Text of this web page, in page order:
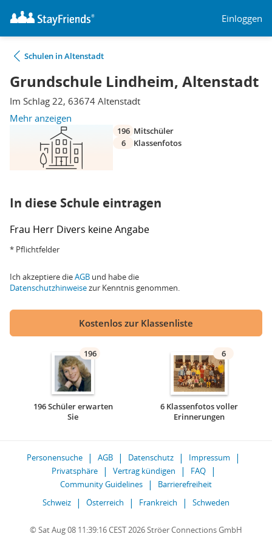
Einloggen
Schulen in Altenstadt
Grundschule Lindheim, Altenstadt
Im Schlag 22, 63674 Altenstadt
Mehr anzeigen
196 Mitschüler
6
Klassenfotos
In diese Schule eintragen
Frau Herr Divers keine Angabe
* Pflichtfelder
Ich akzeptiere dieAGB und habe die
Datenschutzhinweisezur Kenntnis genommen.
Kostenlos zur Klassenliste
196
196 Schüler erwarten
Sie
6
6 Klassenfotos voller
Erinnerungen
Personensuche AGB Datenschutz
Impressum
Privatsphäre
Vertrag kündigen
FAQ
Community Guidelines
Barrierefreiheit
Schweiz
Österreich Frankreich Schweden
© Sat Aug 08 11:39:16 CEST 2026 Ströer Connections GmbH